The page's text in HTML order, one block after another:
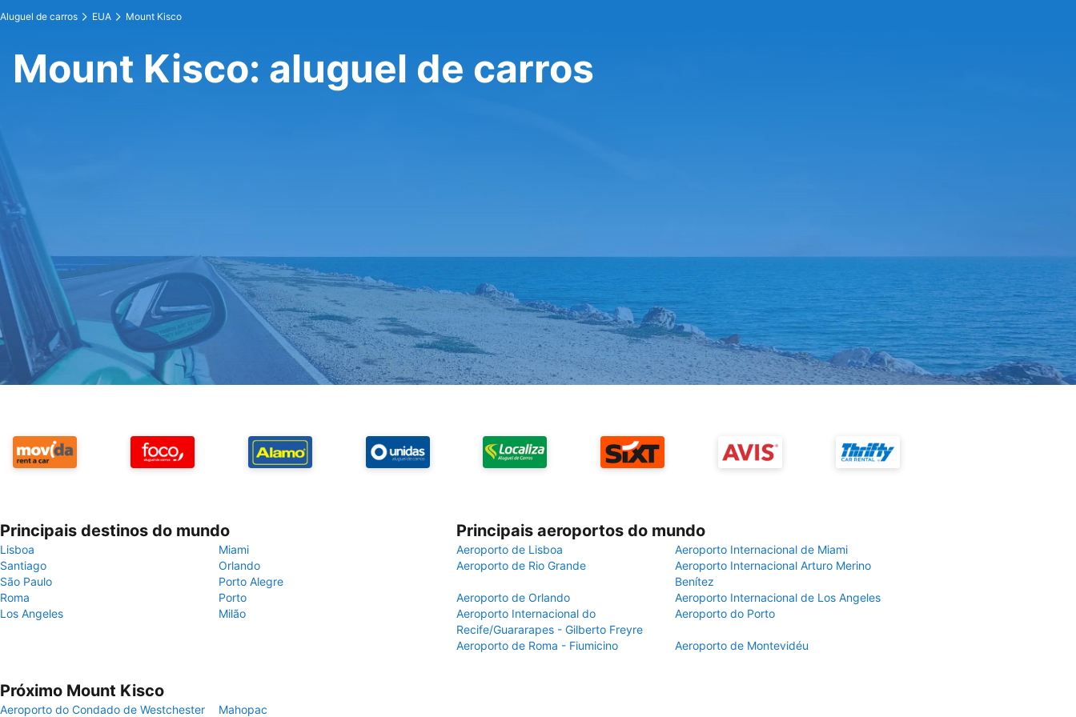
Aluguel de carros EUA Mount Kisco
Mount Kisco: aluguel de carros
Principais destinos do mundo
Lisboa
Miami
Santiago
Orlando
São Paulo
Porto Alegre
Roma
Porto
Los Angeles
Milão
Principais aeroportos do mundo
Aeroporto de Lisboa
Aeroporto Internacional de Miami
Aeroporto de Rio Grande
Aeroporto Internacional Arturo Merino
Benítez
Aeroporto de Orlando
Aeroporto Internacional de Los Angeles
Aeroporto Internacional do
Recife/Guararapes - Gilberto Freyre
Aeroporto do Porto
Aeroporto de Roma - Fiumicino Aeroporto de Montevidéu
Próximo Mount Kisco
Aeroporto do Condado de Westchester Mahopac